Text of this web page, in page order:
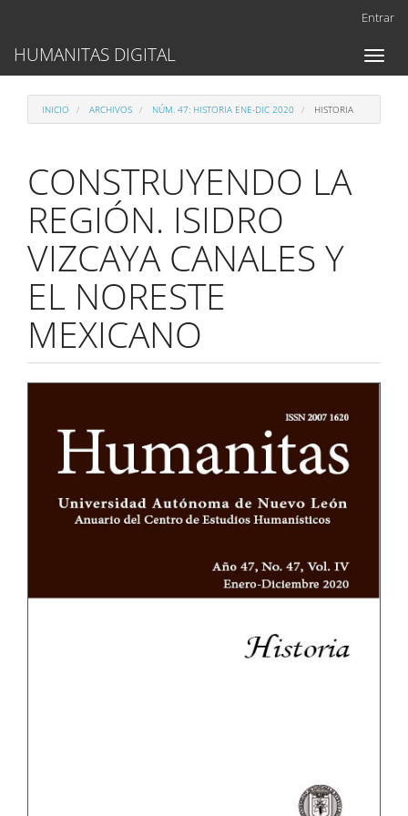
Contenido
principal
lateral
Entrar
Toggle
HUMANITAS DIGITAL
INICIO ARCHIVOS NÚM. 47: HISTORIA ENE-DIC 2020 HISTORIA
CONSTRUYENDO LA
REGIÓN. ISIDRO
VIZCAYA CANALES Y
EL NORESTE
MEXICANO
Barra
lateral
del
artículo